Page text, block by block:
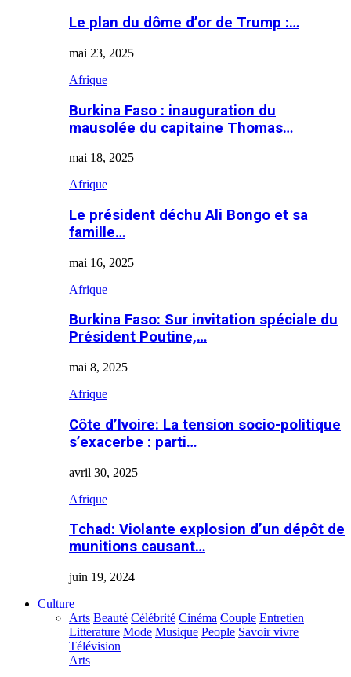
Le plan du dôme d’or de Trump :…
mai 23, 2025
Afrique
Burkina Faso : inauguration du
mausolée du capitaine Thomas…
mai 18, 2025
Afrique
Le président déchu Ali Bongo et sa
famille…
mai 16, 2025
Afrique
Burkina Faso: Sur invitation spéciale du
Président Poutine,…
mai 8, 2025
Afrique
Côte d’Ivoire: La tension socio-politique
s’exacerbe : parti…
avril 30, 2025
Afrique
Tchad: Violante explosion d’un dépôt de
munitions causant…
juin 19, 2024
Culture
Arts Beauté Célébrité Cinéma Couple Entretien
Litterature Mode Musique People Savoir vivre
Télévision
Arts